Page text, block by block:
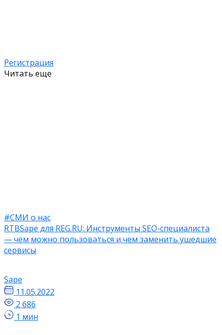
Регистрация
Читать еще
#СМИ о нас
RTBSape для REG.RU: ​​Инструменты SEO-специалиста
— чем можно пользоваться и чем заменить ушедшие
сервисы
Sape
11.05.2022
2 686
1 мин